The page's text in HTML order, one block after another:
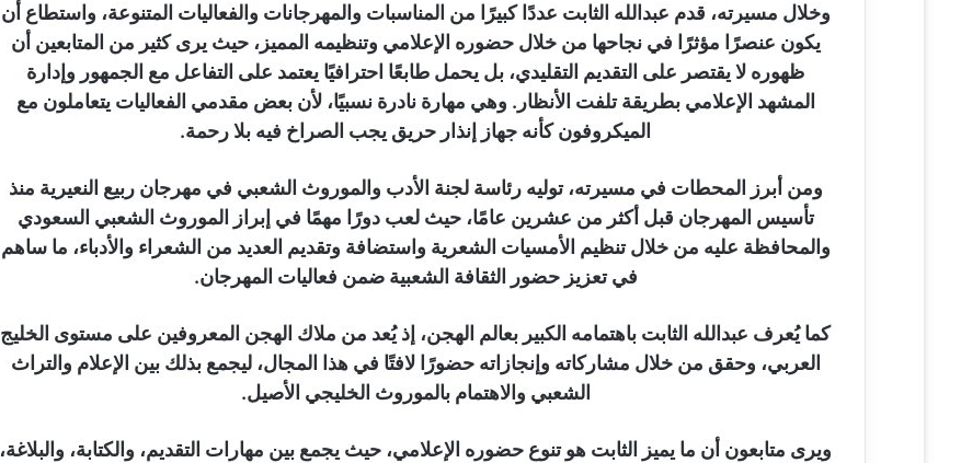
وخلال مسيرته، قدم عبدالله الثابت عددًا كبيرًا من المناسبات والمهرجانات والفعاليات المتنوعة، واستطاع أن
يكون عنصرًا مؤثرًا في نجاحها من خلال حضوره الإعلامي وتنظيمه المميز، حيث يرى كثير من المتابعين أن
ظهوره لا يقتصر على التقديم التقليدي، بل يحمل طابعًا احترافيًا يعتمد على التفاعل مع الجمهور وإدارة
المشهد الإعلامي بطريقة تلفت الأنظار. وهي مهارة نادرة نسبيًا، لأن بعض مقدمي الفعاليات يتعاملون مع
الميكروفون كأنه جهاز إنذار حريق يجب الصراخ فيه بلا رحمة.
ومن أبرز المحطات في مسيرته، توليه رئاسة لجنة الأدب والموروث الشعبي في مهرجان ربيع النعيرية منذ
تأسيس المهرجان قبل أكثر من عشرين عامًا، حيث لعب دورًا مهمًا في إبراز الموروث الشعبي السعودي
والمحافظة عليه من خلال تنظيم الأمسيات الشعرية واستضافة وتقديم العديد من الشعراء والأدباء، ما ساهم
في تعزيز حضور الثقافة الشعبية ضمن فعاليات المهرجان.
كما يُعرف عبدالله الثابت باهتمامه الكبير بعالم الهجن، إذ يُعد من ملاك الهجن المعروفين على مستوى الخليج
العربي، وحقق من خلال مشاركاته وإنجازاته حضورًا لافتًا في هذا المجال، ليجمع بذلك بين الإعلام والتراث
الشعبي والاهتمام بالموروث الخليجي الأصيل.
ويرى متابعون أن ما يميز الثابت هو تنوع حضوره الإعلامي، حيث يجمع بين مهارات التقديم، والكتابة، والبلاغة،